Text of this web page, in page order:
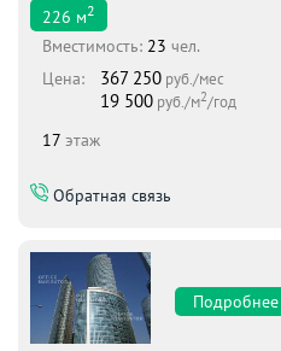
226 м2
Вместимоcть: 23 чел.
Цена:
367 250 руб./мес
19 500 руб./м2/год
17 этаж
Обратная связь
Подробнее